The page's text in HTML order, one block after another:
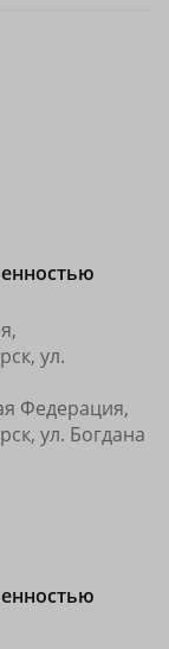
ул.
Федерация,
ул. Богдана